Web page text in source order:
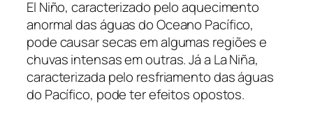
El Niño, caracterizado pelo aquecimento
anormal das águas do Oceano Pacífico,
pode causar secas em algumas regiões e
chuvas intensas em outras. Já a La Niña,
caracterizada pelo resfriamento das águas
do Pacífico, pode ter efeitos opostos.